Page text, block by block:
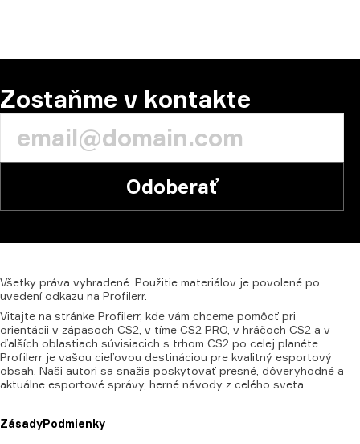
Zostaňme v kontakte
Odoberať
Všetky práva vyhradené. Použitie materiálov je povolené po
uvedení odkazu na Profilerr.
Vitajte na stránke Profilerr, kde vám chceme pomôcť pri
orientácii v zápasoch CS2, v tíme CS2 PRO, v hráčoch CS2 a v
ďalších oblastiach súvisiacich s trhom CS2 po celej planéte.
Profilerr je vašou cieľovou destináciou pre kvalitný esportový
obsah. Naši autori sa snažia poskytovať presné, dôveryhodné a
aktuálne esportové správy, herné návody z celého sveta.
ZásadyPodmienky